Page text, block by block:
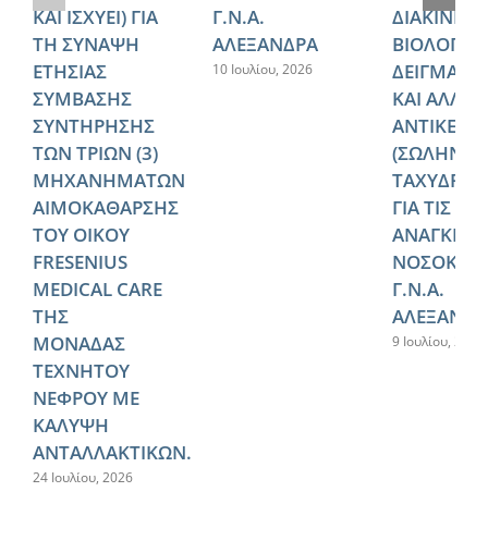
ΚΑΙ ΙΣΧΥΕΙ) ΓΙΑ
ΤΗ ΣΥΝΑΨΗ
ΕΤΗΣΙΑΣ
ΣΥΜΒΑΣΗΣ
ΣΥΝΤΗΡΗΣΗΣ
ΤΩΝ ΤΡΙΩΝ (3)
ΜΗΧΑΝΗΜΑΤΩΝ
ΑΙΜΟΚΑΘΑΡΣΗΣ
ΤΟΥ ΟΙΚΟΥ
FRESENIUS
MEDICAL CARE
ΤΗΣ
ΜΟΝΑΔΑΣ
ΤΕΧΝΗΤΟΥ
ΝΕΦΡΟΥ ΜΕ
ΚΑΛΥΨΗ
ΑΝΤΑΛΛΑΚΤΙΚΩΝ.
24 Ιουλίου, 2026
Γ.Ν.Α.
ΑΛΕΞΑΝΔΡΑ
10 Ιουλίου, 2026
ΚΑΙ
ΓΙΑ ΤΙΣ
ΑΝΑΓΚΕΣ
Γ.Ν.Α.
9 Ιουλίου, 2026